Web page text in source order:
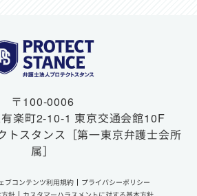
〒100-0006
楽町2-10-1 東京交通会館10F
トスタンス ［第一東京弁護士会所
属］
ブコンテンツ利用規約
プライバシーポリシー